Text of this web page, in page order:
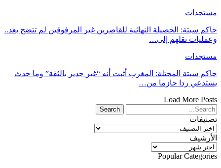
مستجدات
حاكم سبتة: الحصيلة النهائية للقاصرين غير المرفوقين لم تتضح بعد..
وعمليات نقلهم إلى…
مستجدات
حاكم سبتة المحتلة: المغرب أثبت أنه “غير جدير بالثقة” وما حدث
يستدعي ردا حازما من…
Load More Posts
تصنيفات
تصنيفات
الأرشيف
الأرشيف
Popular Categories